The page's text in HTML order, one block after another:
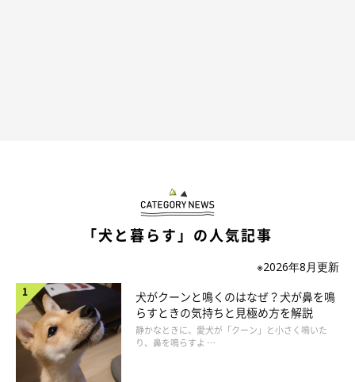
「犬と暮らす」の人気記事
※2026年8月更新
犬がクーンと鳴くのはなぜ？犬が鼻を鳴
らすときの気持ちと見極め方を解説
静かなときに、愛犬が「クーン」と小さく鳴いた
り、鼻を鳴らすよ …